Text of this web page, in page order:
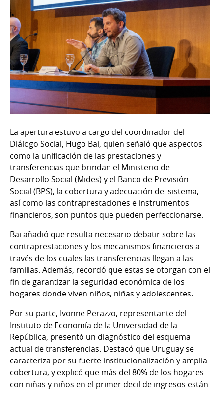
La apertura estuvo a cargo del coordinador del
Diálogo Social, Hugo Bai, quien señaló que aspectos
como la unificación de las prestaciones y
transferencias que brindan el Ministerio de
Desarrollo Social (Mides) y el Banco de Previsión
Social (BPS), la cobertura y adecuación del sistema,
así como las contraprestaciones e instrumentos
financieros, son puntos que pueden perfeccionarse.
Bai añadió que resulta necesario debatir sobre las
contraprestaciones y los mecanismos financieros a
través de los cuales las transferencias llegan a las
familias. Además, recordó que estas se otorgan con el
fin de garantizar la seguridad económica de los
hogares donde viven niños, niñas y adolescentes.
Por su parte, Ivonne Perazzo, representante del
Instituto de Economía de la Universidad de la
República, presentó un diagnóstico del esquema
actual de transferencias. Destacó que Uruguay se
caracteriza por su fuerte institucionalización y amplia
cobertura, y explicó que más del 80% de los hogares
con niñas y niños en el primer decil de ingresos están